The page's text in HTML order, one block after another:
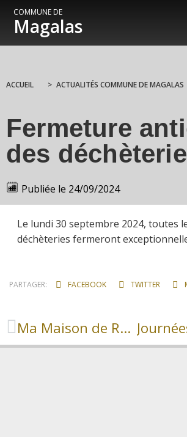
COMMUNE DE
Magalas
ACCUEIL > ACTUALITÉS COMMUNE DE MAGALAS
Fermeture
des
Publiée le 24/09/2024
Le lundi 30 septembre 2024, toutes
déchèteries fermeront
PARTAGER: FACEBOOK TWITTER
Ma Maison de Région Près de Chez Moi à Magalas